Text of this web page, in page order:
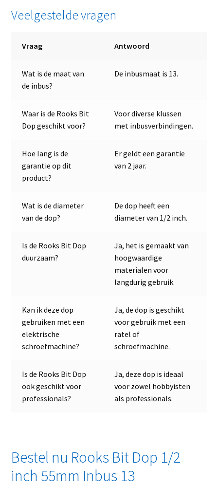
Veelgestelde vragen
Vraag Antwoord
Wat is de maat van
de inbus?
De inbusmaat is 13.
Waar is de Rooks Bit
Dop geschikt voor?
Voor diverse klussen
met inbusverbindingen.
Hoe lang is de
garantie op dit
product?
Er geldt een garantie
van 2 jaar.
Wat is de diameter
van de dop?
De dop heeft een
diameter van 1/2 inch.
Is de Rooks Bit Dop
duurzaam?
Ja, het is gemaakt van
hoogwaardige
materialen voor
langdurig gebruik.
Kan ik deze dop
gebruiken met een
elektrische
schroefmachine?
Ja, de dop is geschikt
voor gebruik met een
ratel of
schroefmachine.
Is de Rooks Bit Dop
ook geschikt voor
professionals?
Ja, deze dop is ideaal
voor zowel hobbyisten
als professionals.
Bestel nu Rooks Bit Dop 1/2
inch 55mm Inbus 13